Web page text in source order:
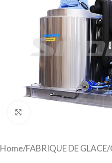
Home/FABRIQUE DE GLACE/